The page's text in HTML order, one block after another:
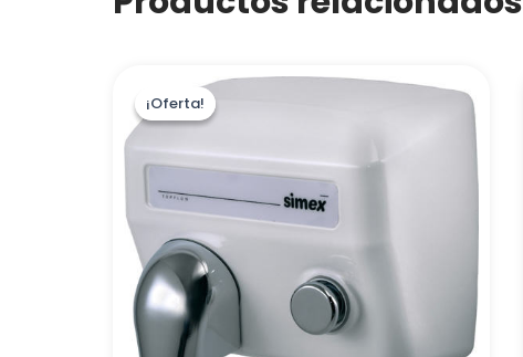
¡Oferta!
¡Oferta!